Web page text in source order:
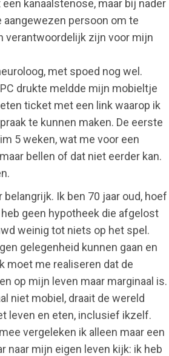
kanaalstenose, maar bij nader
persoon om te
verantwoordelijk zijn voor mijn
met spoed nog wel.
drukte meldde mijn mobieltje
ticket met een link waarop ik
te kunnen maken. De eerste
5 weken, wat me voor een
bellen of dat niet eerder kan.
Ik ben 70 jaar oud, hoef
geen hypotheek die afgelost
weinig tot niets op het spel.
gelegenheid kunnen gaan en
moet me realiseren dat de
op mijn leven maar marginaal is.
niet mobiel, draait de wereld
leven en eten, inclusief ikzelf.
vergeleken ik alleen maar een
naar mijn eigen leven kijk: ik heb